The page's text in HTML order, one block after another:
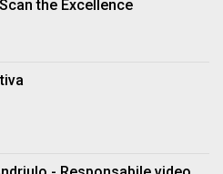
the Excellence